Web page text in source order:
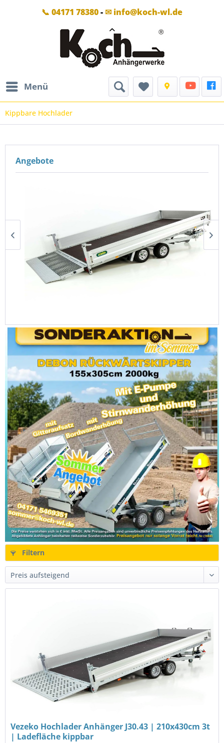
📞 04171 78380- ✉ info@koch-wl.de
Menü
Kippbare Hochlader
Angebote
Unsinn Hochlader Anhänger UM 204x426cm...
Filtern
Vezeko Hochlader Anhänger J30.43 | 210x430cm 3t
| Ladefläche kippbar